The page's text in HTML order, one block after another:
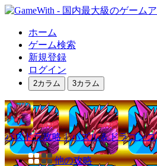
ホーム
ゲーム検索
新規登録
ログイン
2カラム 3カラム
パズドラ攻略｜パズル＆ドラゴンズ
他の攻略